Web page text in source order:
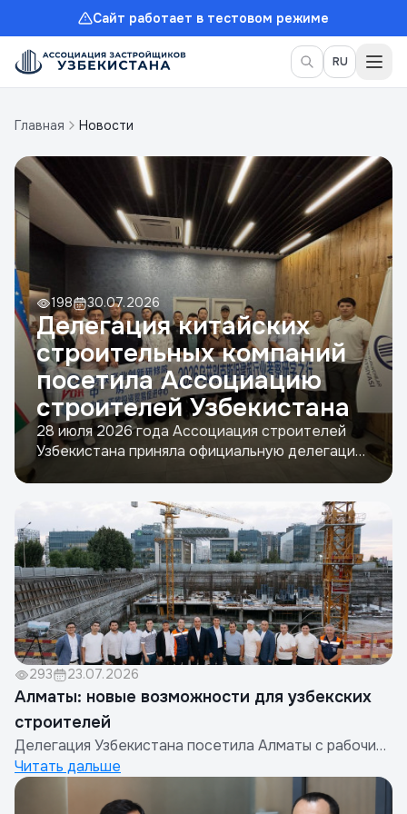
Сайт работает в тестовом режиме
RU
Главная Новости
198 30.07.2026
Делегация китайских
строительных компаний
посетила Ассоциацию
строителей Узбекистана
28 июля 2026 года Ассоциация строителей
Узбекистана приняла официальную делегацию
Республики.Организаторами визита выступили
Синьцзянская компания по содействию
инвестициям и торговле с Евразией
совместно с Китайской ассоциацией
недвижимости.&nb...
293 23.07.2026
Алматы: новые возможности для узбекских
строителей
Делегация Узбекистана посетила Алматы с рабочим
визитом&nbsp;В целях развития международного
сотрудничества, расширения экспорта
Читать дальше